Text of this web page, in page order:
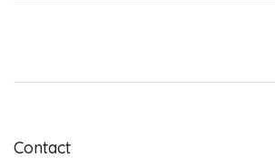
Contact